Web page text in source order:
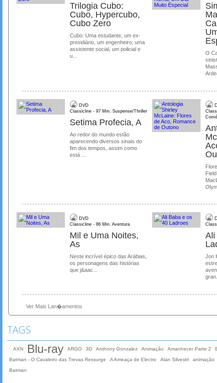
Trilogia Cubo:
Cubo, Hypercubo,
Cubo Zero
Cubo: Uma estudante, um ex-
presidiário, um engenheiro, uma
assistente social, um policial e
u...
O
DVD
Classicline - 97 Min. Suspense/Thriller
Setima Profecia, A
Ao redor do mundo estão
aparecendo diversos sinais do
fim dos tempos, assim como
está ...
DVD
Classicline - 86 Min. Aventura
Mil e Uma Noites,
As
Neste incrível épico das Arábias,
os personagens das histórias
que j&aac...
Ali
Jon
Ver Mais Lan�amentos
TAGS
AXN Blu-ray ARGO 3D Anthony Gonzalez Animação Amanhecer Parte 2
Batman - O Cavaleiro das Trevas Ressurge
A Ameaça de Electro Alan Silvestri
animação
Batman